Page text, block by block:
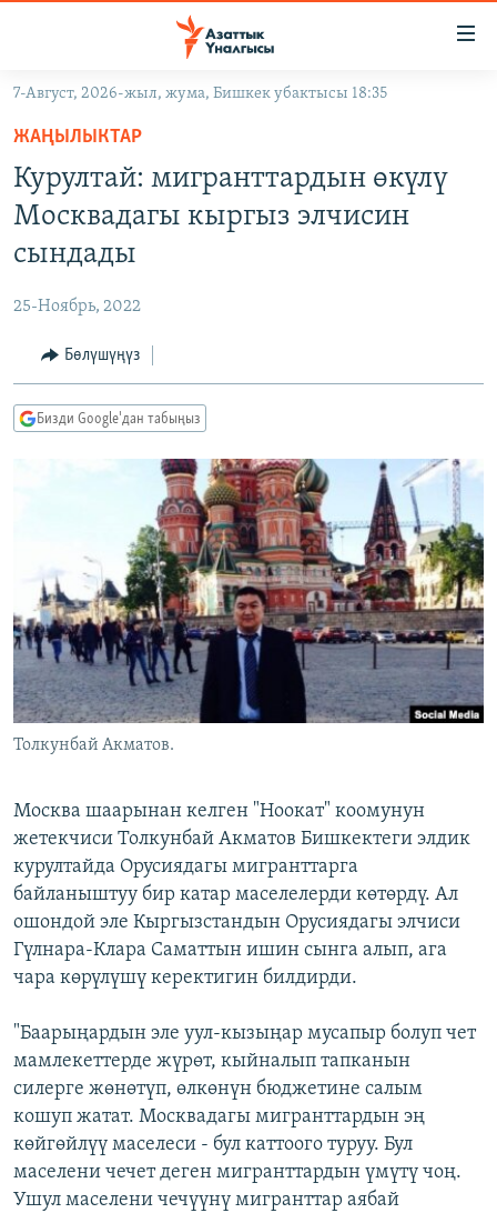
Навигацияга
өтүңүз
Издөөгө
салыңызКЫРГЫЗСТАН
МАДАНИЯТ
ДҮЙНӨ
ТВ ПРОГРАММАЛАР
БҮГҮН АЗАТТЫКТА
АЗАТТЫК+
ЫҢГАЙСЫЗ СУРООЛОР
ПОДКАСТ
ЭЕ/АРнун бардык сайттары
7-Август, 2026-жыл, жума, Бишкек убактысы 18:35
ЖАҢЫЛЫКТАР
Курултай: мигранттардын өкүлү
Москвадагы кыргыз элчисин
сындады
25-Ноябрь, 2022
Бөлүшүңүз
Бизди Google'дан табыңыз
Толкунбай Акматов.
Москва шаарынан келген "Ноокат" коомунун
жетекчиси Толкунбай Акматов Бишкектеги элдик
курултайда Орусиядагы мигранттарга
байланыштуу бир катар маселелерди көтөрдү. Ал
ошондой эле Кыргызстандын Орусиядагы элчиси
Гүлнара-Клара Саматтын ишин сынга алып, ага
чара көрүлүшү керектигин билдирди.
"Баарыңардын эле уул-кызыңар мусапыр болуп чет
мамлекеттерде жүрөт, кыйналып тапканын
силерге жөнөтүп, өлкөнүн бюджетине салым
кошуп жатат. Москвадагы мигранттардын эң
көйгөйлүү маселеси - бул каттоого туруу. Бул
маселени чечет деген мигранттардын үмүтү чоң.
Ушул маселени чечүүнү мигранттар аябай